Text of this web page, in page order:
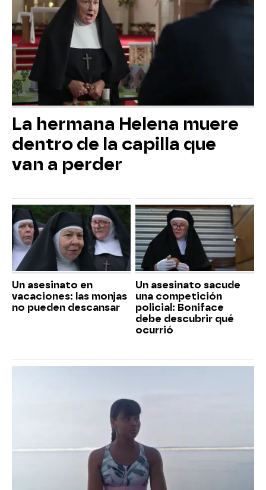
La hermana Helena muere
dentro de la capilla que
van a perder
Un asesinato en
vacaciones: las monjas
no pueden descansar
Un asesinato sacude
una competición
policial: Boniface
debe descubrir qué
ocurrió